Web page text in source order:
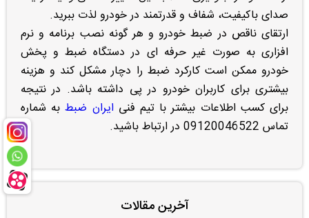
صدای باکیفیت، شفاف و قدرتمند در خودرو لذت ببرید.
ارتقای ناقص در ضبط خودرو و هر گونه نصب برنامه و نرم
افزاری به صورت غیر حرفه ای در دستگاه ضبط و پخش
خودرو ممکن است کارکرد ضبط را دچار مشکل کند و هزینه
بیشتری برای کاربران خودرو در پی داشته باشد. در نتیجه
برای کسب اطلاعات بیشتر با تیم فنی ایران ضبطبه شماره
تماس 09120046522 در ارتباط باشید.
آخرین مقالات